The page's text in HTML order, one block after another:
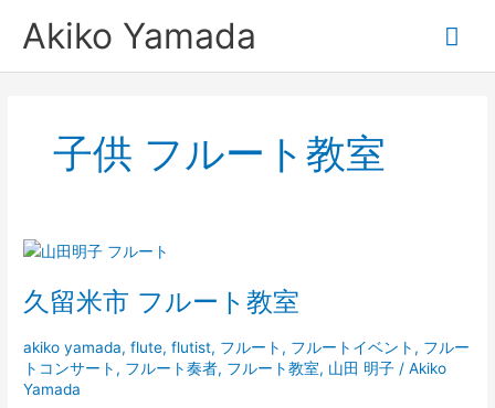
Akiko Yamada
メ
イ
子供 フルート教室
久留米市 フルート教室
akiko yamada,flute,flutist, フルート , フルートイベント , フルー
トコンサート , フルート奏者, フルート教室, 山田 明子 /Akiko
Yamada
久
米
フ
ル
ー